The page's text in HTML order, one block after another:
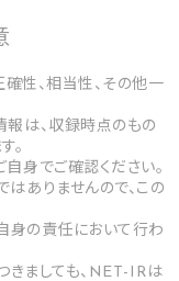
性、相当性、その他一
報は、収録時点のもの
。
身でご確認ください。
ありませんので、この
身の責任において行わ
きましても、NET-IRは